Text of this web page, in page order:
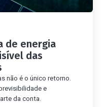
de energia
das
não é o único retorno.
e
da conta.